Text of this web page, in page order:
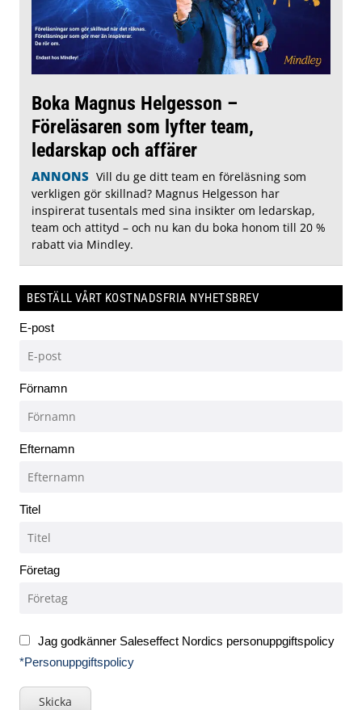
Boka Magnus Helgesson –
Föreläsaren som lyfter team,
ledarskap och affärer
ANNONS Vill du ge ditt team en föreläsning som
verkligen gör skillnad? Magnus Helgesson har
inspirerat tusentals med sina insikter om ledarskap,
team och attityd – och nu kan du boka honom till 20 %
rabatt via Mindley.
BESTÄLL VÅRT KOSTNADSFRIA NYHETSBREV
E-post
Förnamn
Efternamn
Titel
Företag
Jag godkänner Saleseffect Nordics personuppgiftspolicy
*Personuppgiftspolicy
Skicka